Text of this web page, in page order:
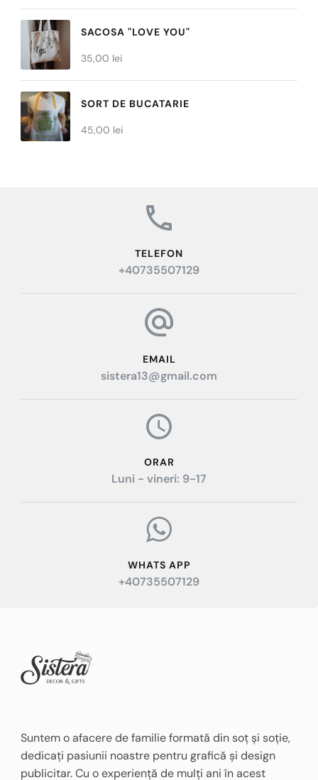
de
prețuri:
30,00 lei
SACOSA "LOVE YOU"
35,00 lei
SORT DE BUCATARIE
45,00 lei
TELEFON
+40735507129
EMAIL
sistera13@gmail.com
ORAR
Luni - vineri: 9-17
WHATS APP
+40735507129
Suntem o afacere de familie formată din soț și soție,
dedicați pasiunii noastre pentru grafică și design
publicitar. Cu o experiență de mulți ani în acest